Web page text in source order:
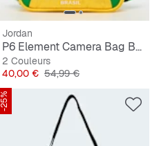
Jordan
P6 Element Camera Bag Brazil
2 Couleurs
Prix
40,00 € Prix original
54,99 €
-25%